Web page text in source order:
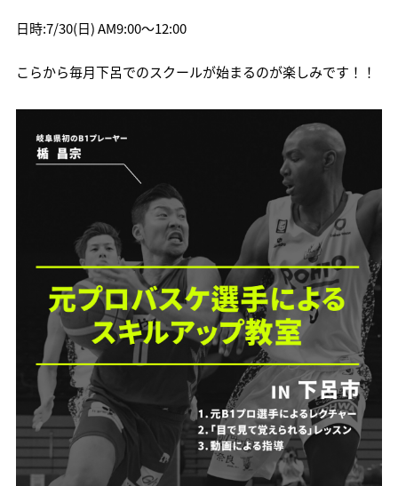
日時:7/30(日) AM9:00〜12:00
こらから毎月下呂でのスクールが始まるのが楽しみです！！